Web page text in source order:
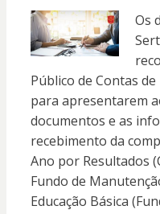
Os
Público de Contas
para apresentarem
documentos e as
recebimento da
Ano por Resultados
Fundo de
Educação Básica